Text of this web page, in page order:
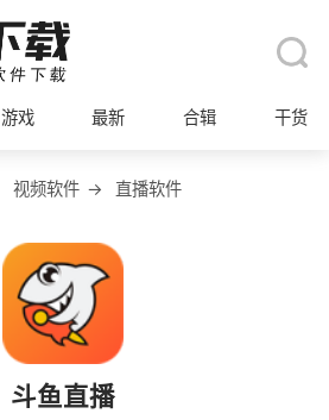
游戏 最新 合辑 干货
视频软件 → 直播软件
斗鱼直播